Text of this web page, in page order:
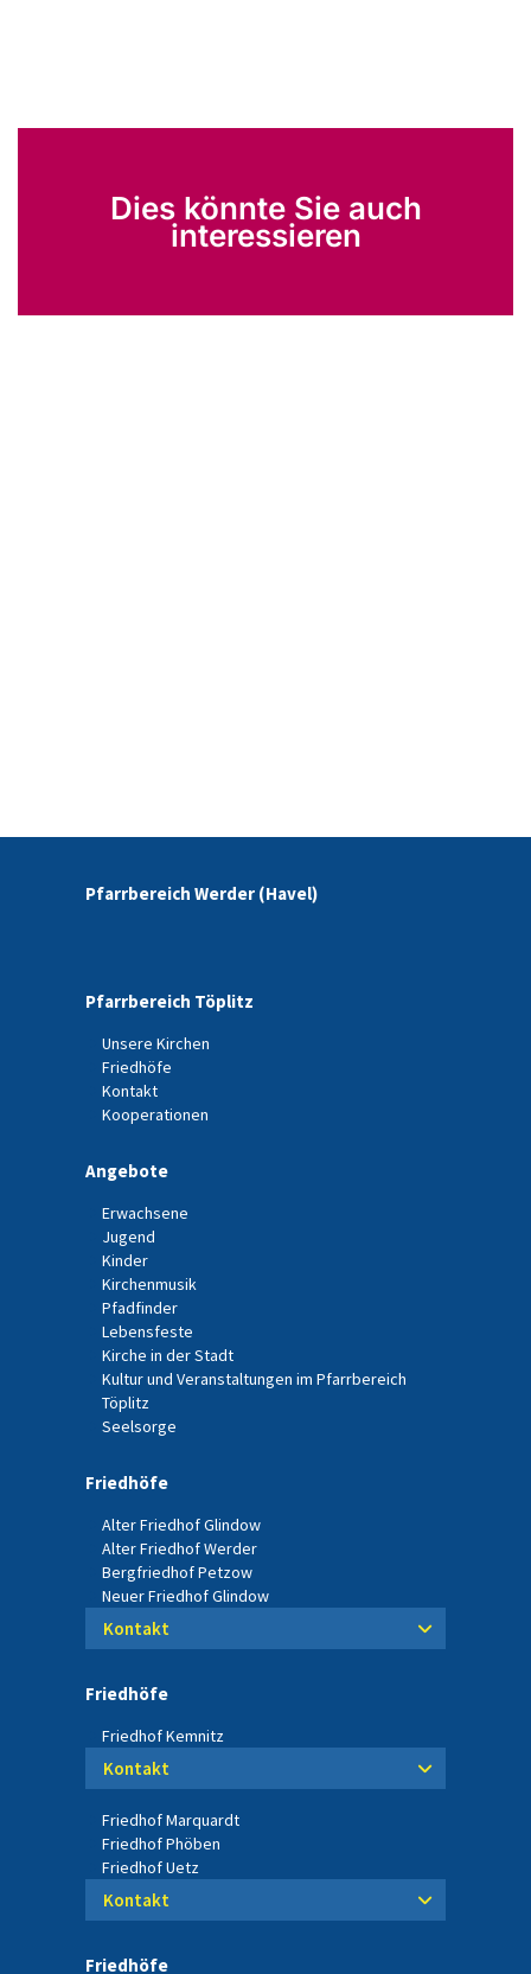
Dies könnte Sie auch
interessieren
Pfarrbereich Werder (Havel)
Pfarrbereich Töplitz
Unsere Kirchen
Friedhöfe
Kontakt
Kooperationen
Angebote
Erwachsene
Jugend
Kinder
Kirchenmusik
Pfadfinder
Lebensfeste
Kirche in der Stadt
Kultur und Veranstaltungen im Pfarrbereich
Töplitz
Seelsorge
Friedhöfe
Alter Friedhof Glindow
Alter Friedhof Werder
Bergfriedhof Petzow
Neuer Friedhof Glindow
Kontakt
Friedhöfe
Friedhof Kemnitz
Kontakt
Friedhof Marquardt
Friedhof Phöben
Friedhof Uetz
Kontakt
Friedhöfe